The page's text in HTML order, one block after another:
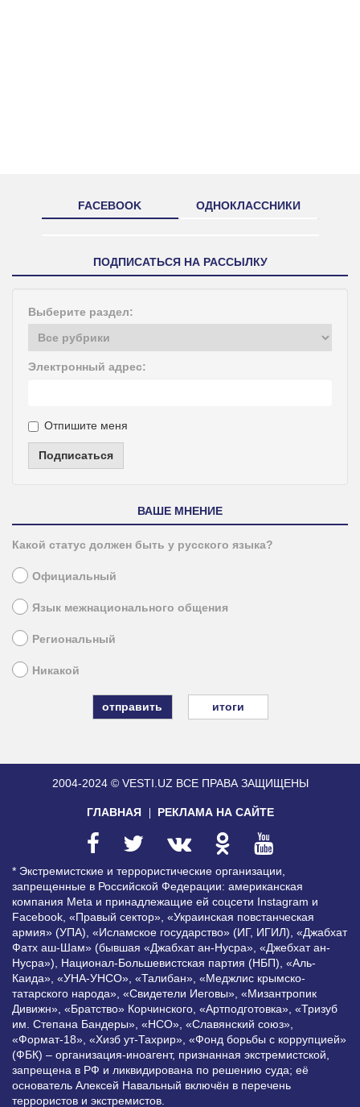
FACEBOOK ОДНОКЛАССНИКИ
ПОДПИСАТЬСЯ НА РАССЫЛКУ
Выберите раздел:
Электронный адрес:
Отпишите меня
Подписаться
ВАШЕ МНЕНИЕ
Какой статус должен быть у русского языка?
Официальный
Язык межнационального общения
Региональный
Никакой
итоги
2004-2024 © VESTI.UZ ВСЕ ПРАВА ЗАЩИЩЕНЫ
ГЛАВНАЯ РЕКЛАМА НА САЙТЕ
* Экстремистские и террористические организации,
запрещенные в Российской Федерации: американская
компания Meta и принадлежащие ей соцсети Instagram и
Facebook, «Правый сектор», «Украинская повстанческая
армия» (УПА), «Исламское государство» (ИГ, ИГИЛ), «Джабхат
Фатх аш-Шам» (бывшая «Джабхат ан-Нусра», «Джебхат ан-
Нусра»), Национал-Большевистская партия (НБП), «Аль-
Каида», «УНА-УНСО», «Талибан», «Меджлис крымско-
татарского народа», «Свидетели Иеговы», «Мизантропик
Дивижн», «Братство» Корчинского, «Артподготовка», «Тризуб
им. Степана Бандеры», «НСО», «Славянский союз»,
«Формат-18», «Хизб ут-Тахрир», «Фонд борьбы с коррупцией»
(ФБК) – организация-иноагент, признанная экстремистской,
запрещена в РФ и ликвидирована по решению суда; её
основатель Алексей Навальный включён в перечень
террористов и экстремистов.